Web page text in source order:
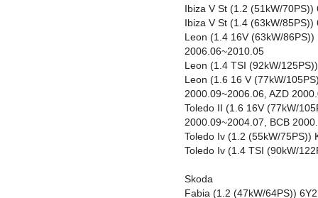
Ibiza V St (1.2 (51kW/70PS))
Ibiza V St (1.4 (63kW/
Leon (1.4 16V (63kW/
2006.06~2010.05
Leon (1.4 TSI (92kW/
Leon (1.6 16 V (77kW/
2000.09~2006.06, AZD
Toledo II (1.6 16V (77kW/
2000.09~2004.07, BCB
Toledo Iv (1.2 (55kW/75PS))
Toledo Iv (1.4 TSI (90kW/
Skoda
Fabia (1.2 (47kW/64PS))